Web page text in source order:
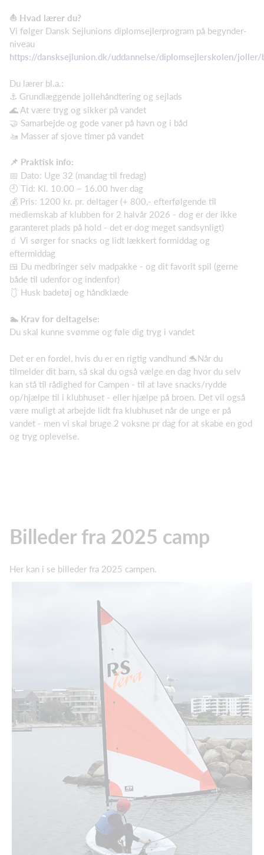
⛵ Hvad lærer du?
Vi følger Dansk Sejlunions diplomsejlerprogram på begynder-
niveau
https://dansksejlunion.dk/uddannelse/diplomsejlerskolen/joller/
Du lærer bl.a.:
⚓ Grundlæggende jollehåndtering og sejlads
🌊 At være tryg og sikker på vandet
🤝 Samarbejde og gode vaner på havn og i båd
🚤 Masser af sjove timer på vandet
📌 Praktisk info:
📅 Dato: Uge 32 (mandag til fredag)
🕘 Tid: Kl. 10.00 – 16.00 hver dag
💰 Pris: 1200 kr. pr. deltager (+ 800,- efterfølgende til
medlemskab af klubben for 2 halvår 2026 - dog er der ikke
garanteret plads på hold - det er dog meget sandsynligt)
🧃 Vi sørger for snacks og lidt lækkert formiddag og
eftermiddag
🍱 Du medbringer selv madpakke - og dit favorit spil (gerne
både til udenfor og indenfor)
🩱 Husk badetøj og håndklæde
🏊 Krav for deltagelse:
Du skal kunne svømme og føle dig tryg i vandet
Det er en fordel, hvis du er en rigtig vandhund 🐬Når du
tilmelder dit barn, så skal du også vælge en dag hvor du selv
kan stå til rådighed for Campen - til at lave snacks/rydde
op/hjælpe til i klubhuset - eller hjælpe på broen. Det vil også
være muligt at arbejde lidt fra klubhuset når de unge er på
vandet - men vi skal bruge 2 voksne pr dag for at skabe en god
og tryg oplevelse.
Billeder fra 2025 camp
Her kan i se billeder fra 2025 campen.